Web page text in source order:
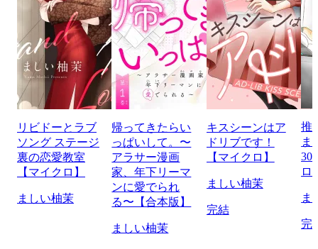
リビドーとラブ
ソング ステージ
裏の恋愛教室
【マイクロ】
ましい柚茉
帰ってきたらい
っぱいして。〜
アラサー漫画
家、年下リーマ
ンに愛でられ
る〜【合本版】
ましい柚茉
キスシーンはア
ドリブです！
【マイクロ】
ましい柚茉
完結
推
ま
ロ
ま
完